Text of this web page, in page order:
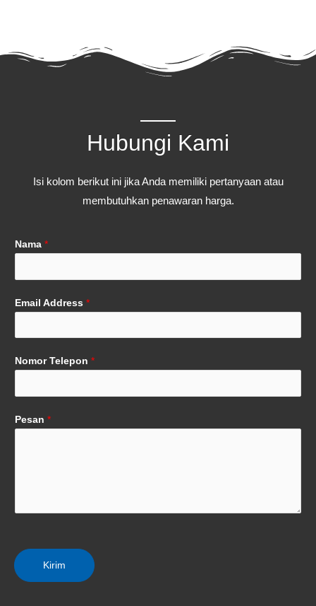
Hubungi Kami
Isi kolom berikut ini jika Anda memiliki pertanyaan atau
membutuhkan penawaran harga.
Nama *
Email Address *
Nomor Telepon *
Pesan *
Kirim